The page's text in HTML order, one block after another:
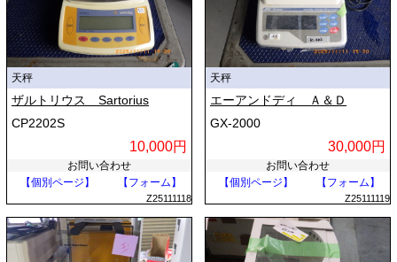
天秤
ザルトリウス Sartorius
CP2202S
10,000円
お問い合わせ
【個別ページ】
【フォーム】
Z25111118
天秤
エーアンドディ Ａ＆Ｄ
GX-2000
30,000円
お問い合わせ
【個別ページ】
【フォーム】
Z25111119